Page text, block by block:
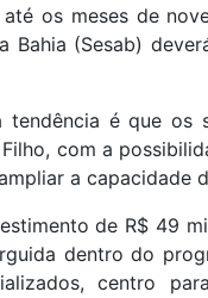
até os meses de
Bahia (Sesab)
tendência é que os
com a
a capacidade
de R$ 49
dentro do
centro